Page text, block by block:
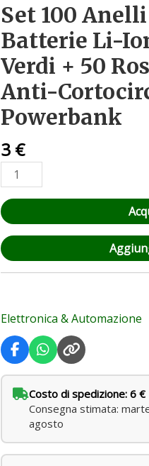
Set 100
Batterie Li-
Verdi + 50
Anti-
Powerbank
3 €
Anelli
Isolanti
per
Batterie
Li-
Ion
18650
(50
Verdi
50
Rossi)
Protezione
Powerbank
quantità
Elettronica & Automazione
Costo di spedizione: 6 €
Consegna stimata:
agosto